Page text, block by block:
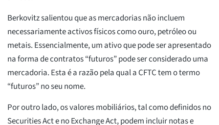
Berkovitz salientou que as mercadorias não incluem
necessariamente activos físicos como ouro, petróleo ou
metais. Essencialmente, um ativo que pode ser apresentado
na forma de contratos “futuros” pode ser considerado uma
mercadoria. Esta é a razão pela qual a CFTC tem o termo
“futuros” no seu nome.
Por outro lado, os valores mobiliários, tal como definidos no
Securities Act e no Exchange Act, podem incluir notas e